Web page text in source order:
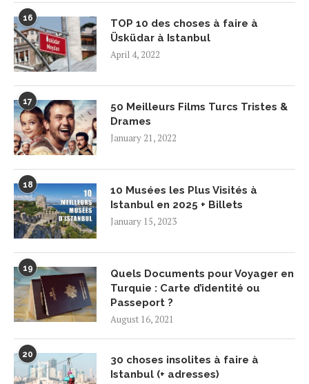
16
TOP 10 des choses à faire à
Üsküdar à Istanbul
April 4, 2022
17
50 Meilleurs Films Turcs Tristes &
Drames
January 21, 2022
18
10 Musées les Plus Visités à
Istanbul en 2025 + Billets
January 15, 2023
19
Quels Documents pour Voyager en
Turquie : Carte d’identité ou
Passeport ?
August 16, 2021
20
30 choses insolites à faire à
Istanbul (+ adresses)